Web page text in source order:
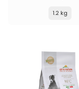
1.2 kg